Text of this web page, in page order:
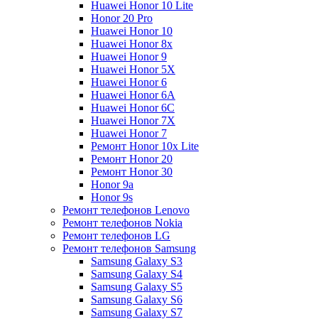
Huawei Honor 10 Lite
Honor 20 Pro
Huawei Honor 10
Huawei Honor 8x
Huawei Honor 9
Huawei Honor 5X
Huawei Honor 6
Huawei Honor 6A
Huawei Honor 6C
Huawei Honor 7X
Huawei Honor 7
Ремонт Honor 10x Lite
Ремонт Honor 20
Ремонт Honor 30
Honor 9a
Honor 9s
Ремонт телефонов Lenovo
Ремонт телефонов Nokia
Ремонт телефонов LG
Ремонт телефонов Samsung
Samsung Galaxy S3
Samsung Galaxy S4
Samsung Galaxy S5
Samsung Galaxy S6
Samsung Galaxy S7